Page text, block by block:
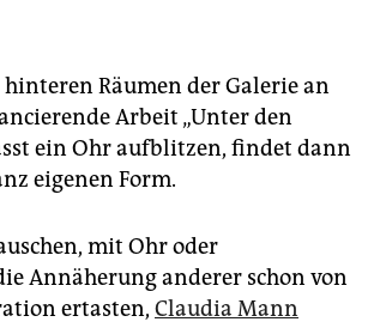
Räumen der Galerie an
Arbeit „Unter den
ein Ohr aufblitzen, findet dann
eigenen Form.
mit Ohr oder
Annäherung anderer schon von
ertasten, Claudia Mann